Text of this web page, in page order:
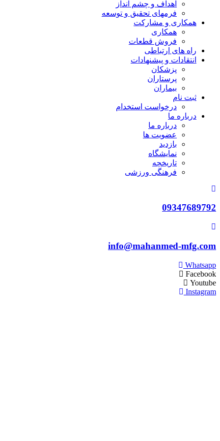
اهداف و چشم انداز
فرمهای تحقیق و توسعه
همکاری و مشارکت
همکاری
فروش قطعات
راه های ارتباطی
انتقادات و پيشنهادات
پزشكان
پرستاران
بيماران
ثبت نام
درخواست استخدام
درباره ما
درباره ما
عضویت ها
بازدید
نمایشگاه
تاريخچه
فرهنگی ورزشی
info@mahanmed-